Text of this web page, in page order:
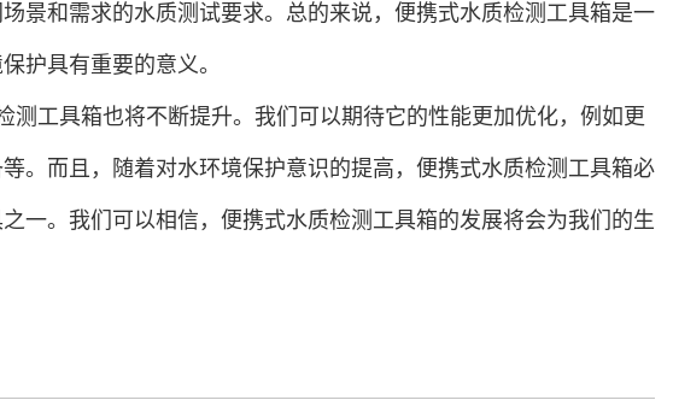
景和需求的水质测试要求。总的来说，便携式水质检测工具箱是一
护具有重要的意义。
工具箱也将不断提升。我们可以期待它的性能更加优化，例如更
。而且，随着对水环境保护意识的提高，便携式水质检测工具箱必
一。我们可以相信，便携式水质检测工具箱的发展将会为我们的生